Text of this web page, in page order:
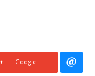
Google+